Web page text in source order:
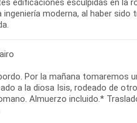
edificaciones esculpidas en la
ingeniería moderna, al haber sido
Por la mañana tomaremos
a la diosa Isis, rodeado de
Almuerzo incluido.*